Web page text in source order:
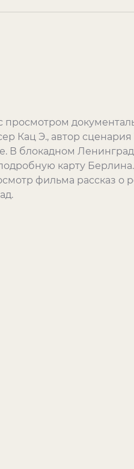
Кац Э., автор
В блокадном
карту
фильма рассказ о